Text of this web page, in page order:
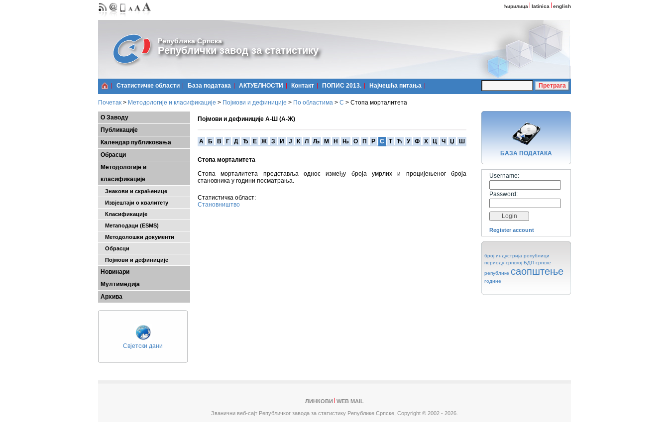
ћирилица latinica english
Република Српска
Републички завод за статистику
Статистичке области Базa података АКТУЕЛНОСТИ Контакт ПОПИС 2013. Најчешћa питања
Почетак > Методологије и класификације > Појмови и дефиниције > По областима > С > Стопа морталитета
О Заводу
Публикације
Календар публиковања
Обрасци
Методологије и
класификације
Знакови и скраћенице
Извјештаји о квалитету
Класификације
Метаподаци (ESMS)
Методолошки документи
Обрасци
Појмови и дефиниције
Новинари
Мултимедија
Архива
Свјетски дани
Појмови и дефиниције А-Ш (А-Ж)
A Б В Г Д Ђ Е Ж З И Ј К Л Љ М Н Њ О П Р С Т Ћ У Ф Х Ц Ч Џ Ш
Стопа морталитета
Стопа морталитета представља однос између броја умрлих и процијењеног броја
становника у години посматрања.
Статистичка област:
Становништво
БАЗA ПОДАТАКА
Username:
Password:
Register account
број индустрија републици
периоду српској БДП српске
републике саопштење
године
ЛИНКОВИ
WEB MAIL
Званични веб-сајт Републичког завода за статистику Републике Српске, Copyright © 2002 - 2026.